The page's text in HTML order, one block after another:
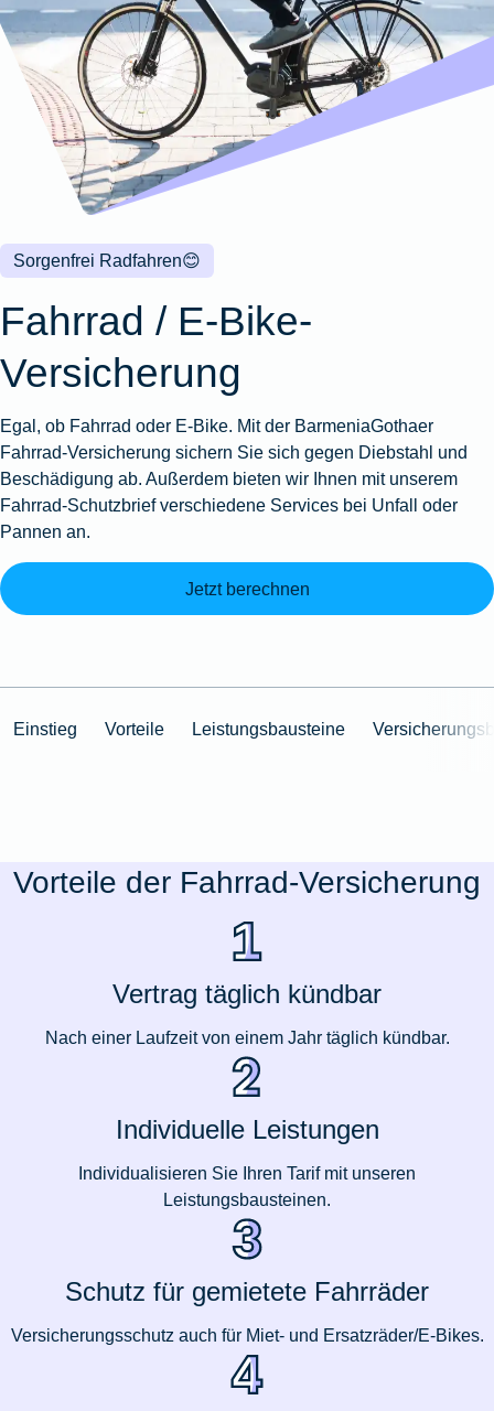
Wohnungsschutzbrief
Zur
Produktübersicht
Gewässerschadenhaftpflicht
Zur
Produktübersicht
Zur
Produktübersicht
Reisehaftpflichtversicherung
Reiserücktrittsversicherung
Zur
Produktübersicht
Zur
Produktübersicht
Zur
Produktübersicht
Zur
Produktübersicht
Montageversicherung
Zur
Produktübersicht
Gruppenunfall für
Betriebe
Gruppenunfall für
Vereine
Produktübersicht
Kunstversicherung
Ausstellungsversicherung
Valorenversicherung
Oldtimersammlungsversicherung
Zur
😊
Sorgenfrei Radfahren
Fahrrad / E-Bike-
Versicherung
Egal, ob Fahrrad oder E-Bike. Mit der BarmeniaGothaer
Fahrrad-Versicherung sichern Sie sich gegen Diebstahl und
Beschädigung ab. Außerdem bieten wir Ihnen mit unserem
Fahrrad-Schutzbrief verschiedene Services bei Unfall oder
Pannen an.
Jetzt berechnen
Einstieg Vorteile Leistungsbausteine
Vorteile der Fahrrad-Versicherung
Vertrag täglich kündbar
Nach einer Laufzeit von einem Jahr täglich kündbar.
Individuelle Leistungen
Individualisieren Sie Ihren Tarif mit unseren
Leistungsbausteinen.
Schutz für gemietete Fahrräder
Versicherungsschutz auch für Miet- und Ersatzräder/E-Bikes.